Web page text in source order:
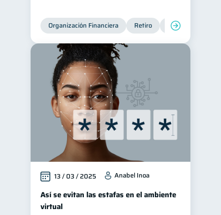
Organización Financiera Retiro Cuenta
13 / 03 / 2025 Anabel Inoa
Así se evitan las estafas en el ambiente
virtual